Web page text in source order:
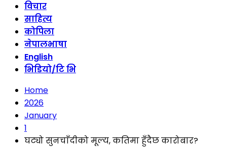
विचार
साहित्य
कोपिला
नेपालभाषा
English
भिडियो/टि भि
Home
2026
January
1
घट्यो सुनचाँदीको मूल्य, कतिमा हुँदैछ कारोबार?